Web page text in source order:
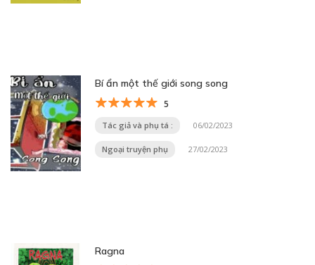
Bí ẩn một thế giới song song
5
Tác giả và phụ tá : 06/02/2023
Ngoại truyện phụ 27/02/2023
Ragna